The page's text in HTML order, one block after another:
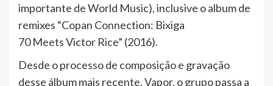
importante de World Music), inclusive o album de
remixes “Copan Connection: Bixiga
70 Meets Victor Rice” (2016).
Desde o processo de composição e gravação
desse álbum mais recente, Vapor, o grupo passa a